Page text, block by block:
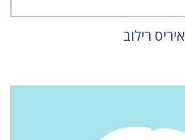
איריס רילוב